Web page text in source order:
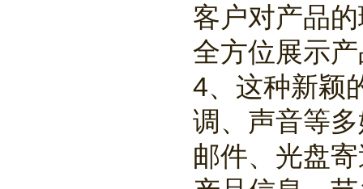
客户对产品
全方位展示
4、这种新颖
调、声音等
邮件、光盘